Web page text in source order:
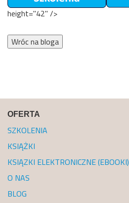
height="42" />
Wróc na bloga
OFERTA
SZKOLENIA
KSIĄŻKI
KSIĄZKI ELEKTRONICZNE (EBOOKI)
O NAS
BLOG